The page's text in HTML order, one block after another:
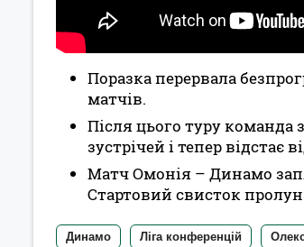
Поразка перервала
матчів.
Після цього туру команда
зустрічей і тепер
Матч Омонія – Динамо
Стартовий свисток
Динамо Ліга конференцій